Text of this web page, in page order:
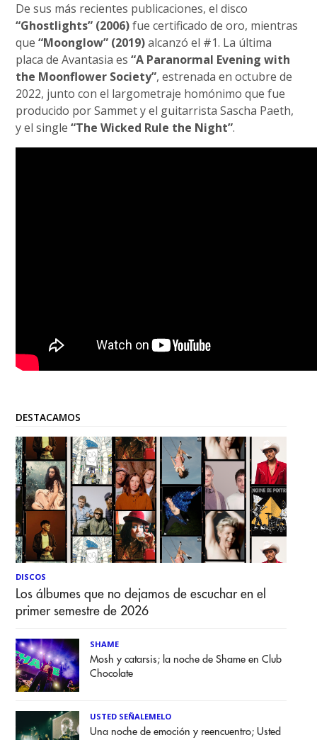
De sus más recientes publicaciones, el disco
“Ghostlights” (2006)fue certificado de oro, mientras
que“Moonglow” (2019)alcanzó el #1. La última
placa de Avantasia es“A Paranormal Evening with
the Moonflower Society”, estrenada en octubre de
2022, junto con el largometraje homónimo que fue
producido por Sammet y el guitarrista Sascha Paeth,
y el single“The Wicked Rule the Night”.
DESTACAMOS
DISCOS
Los álbumes que no dejamos de escuchar en el
primer semestre de 2026
SHAME
Mosh y catarsis; la noche de Shame en Club
Chocolate
USTED SEÑALEMELO
Una noche de emoción y reencuentro; Usted